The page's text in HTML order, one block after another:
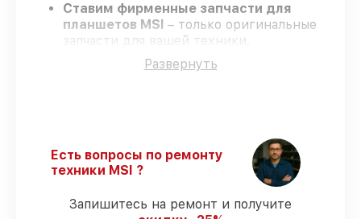
Ставим фирменные запчасти для
планшетов MSI – только оригинальные
запчасти для вашей техники.
Сертифицированные специалисты
проходят регулярное обучение, что
– ремонт
планшетов MSI в оговоренные сроки.
Гарантийное обслуживание– на все
виды работ и комплектующие для
планшетов MSI предоставляется
Развернуть
Есть вопросы по ремонту
техники MSI ?
Запишитесь на ремонт и получите